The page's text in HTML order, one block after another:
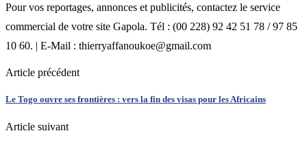
Pour vos reportages, annonces et publicités, contactez le service
commercial de votre site Gapola. Tél : (00 228) 92 42 51 78 / 97 85
10 60. | E-Mail : thierryaffanoukoe@gmail.com
Article précédent
Le Togo ouvre ses frontières : vers la fin des visas pour les Africains
Article suivant